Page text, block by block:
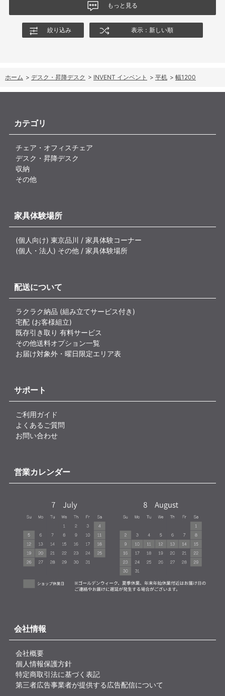
もっと見る
絞り込み 表示：新しい順
ホーム > デスク・昇降デスク > INVENT インベント > 平机 > 幅1200
カテゴリ
チェア・オフィスチェア
デスク・昇降デスク
収納
その他
家具体験場所
(個人向け) 東京品川 / 家具体験コーナー
(個人・法人) その他 / 家具体験場所
配送について
ラクラク納品 (組み立てサービス付き)
宅配 (お客様組立)
既存引き取り 有料サービス
その他送料オプション一覧
お届け対象外・曜日限定エリア表
サポート
ご利用ガイド
よくあるご質問
お問い合わせ
営業カレンダー
会社情報
会社概要
個人情報保護方針
特定商取引法に基づく表記
第三者広告事業者が提供する広告配信について